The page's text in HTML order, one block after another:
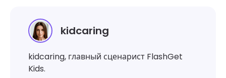
kidcaring
kidcaring, главный сценарист FlashGet
Kids.